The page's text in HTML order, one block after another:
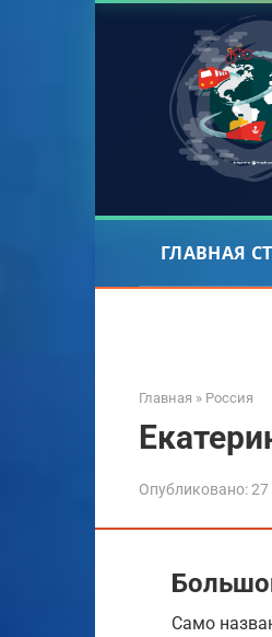
ГЛАВНАЯ
Главная » Россия
Опубликовано:27
Само